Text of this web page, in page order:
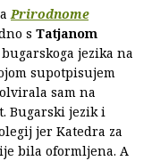
Prirodnome
s Tatjanom
jezika na
supotpisujem
sam na
Bugarski jezik i
jer Katedra za
bila oformljena. A